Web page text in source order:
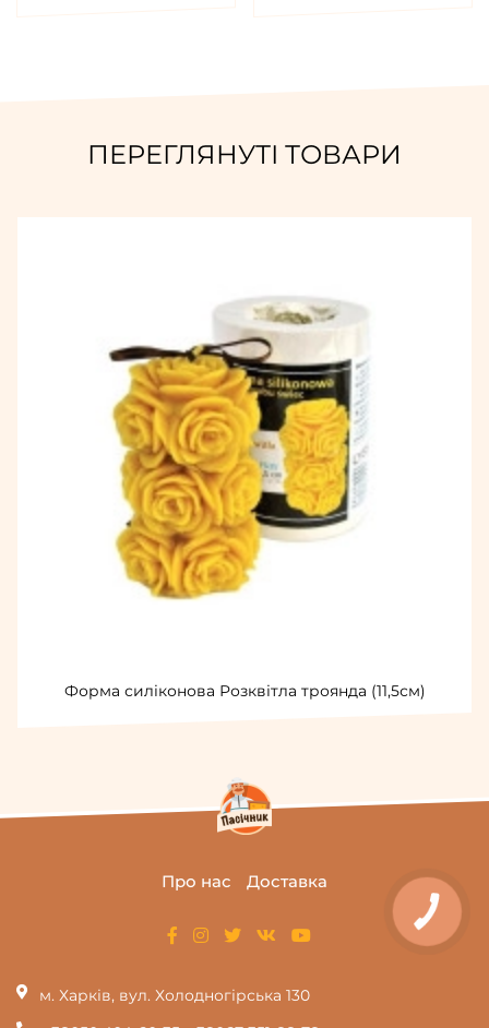
ПЕРЕГЛЯНУТІ ТОВАРИ
Форма силіконова Розквітла троянда (11,5см)
Про нас Доставка
м. Харків, вул. Холодногірська 130
КНОПКА
ЗВ'ЯЗКУ